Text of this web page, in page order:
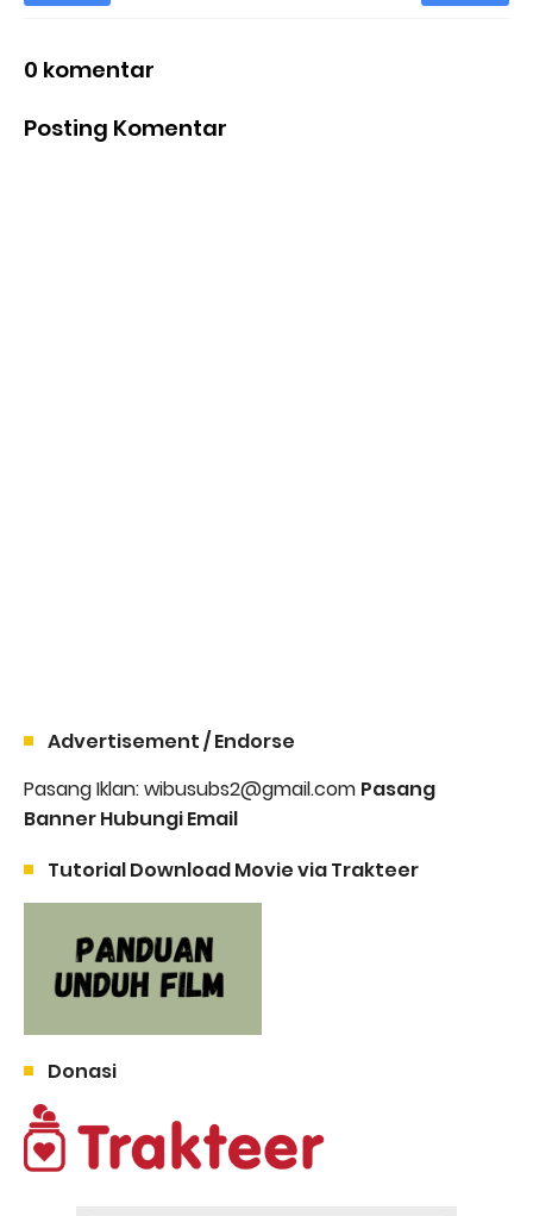
0 komentar
Posting Komentar
Advertisement / Endorse
Pasang Iklan: wibusubs2@gmail.com Pasang
Banner Hubungi Email
Tutorial Download Movie via Trakteer
Donasi